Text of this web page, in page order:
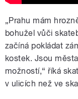
„Prahu mám
bohužel vůči
začíná pokládat
kostek. Jsou
možností,“ říká
v ulicích než ve